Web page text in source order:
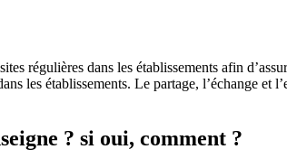
régulières dans les établissements afin
les établissements. Le partage, l’échange et
? si oui, comment ?